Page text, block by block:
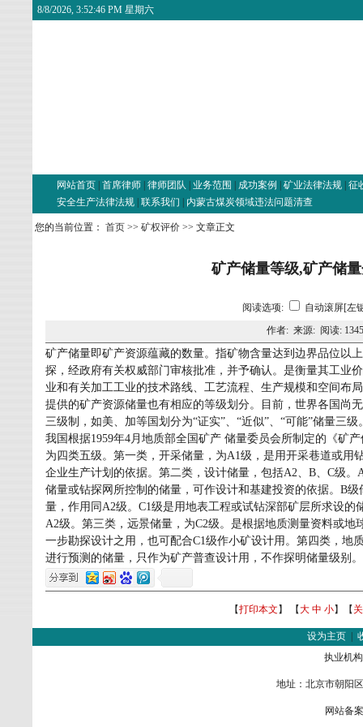
8/8/2026, 3:52:46 PM 星期六
网站首页 首席律师 律师团队 业务范围 成功案例 矿业法律法规 征
安全生产法律法规 联系我们 内蒙古煤炭领域违法问题清查
您的当前位置： 首页 >> 矿权评价 >> 文章正文
矿产储量等级,矿产储
阅读选项:
自动滚屏[左
作者: 来源: 阅读: 1345
矿产储量即矿产资源蕴藏的数量。指矿物含量达到边界品位以
探，经政府有关权威部门审核批准，并予确认。是衡量其工业
业和有关加工工业的技术路线、工艺流程、生产规模和空间布
提供的矿产资源储量也有相应的等级划分。目前，世界各国尚
三级制，如美、加等国划分为“证实”、“近似”、“可能”储量三
我国根据1959年4月地质部全国矿产 储量委员会所制定的《矿
为四类五级。第一类，开采储量，为A1级，是用开采巷道或用
企业生产计划的依据。第二类，设计储量，包括A2、B、C级
储量或钻探网所控制的储量，可作设计和基建投资的依据。B
量，作用同A2级。C1级是用地表工程或试钻深部矿层所求设
A2级。第三类，远景储量，为C2级。是根据地质测量资料或
一步勘探设计之用，也可配合C1级作小矿设计用。第四类，地
进行预测的储量，只作为矿产普查设计用，不作探明储量级别。
【打印本文 】 【大 中 小】【
设为主页
执业机
地址：北京市朝阳
网站备